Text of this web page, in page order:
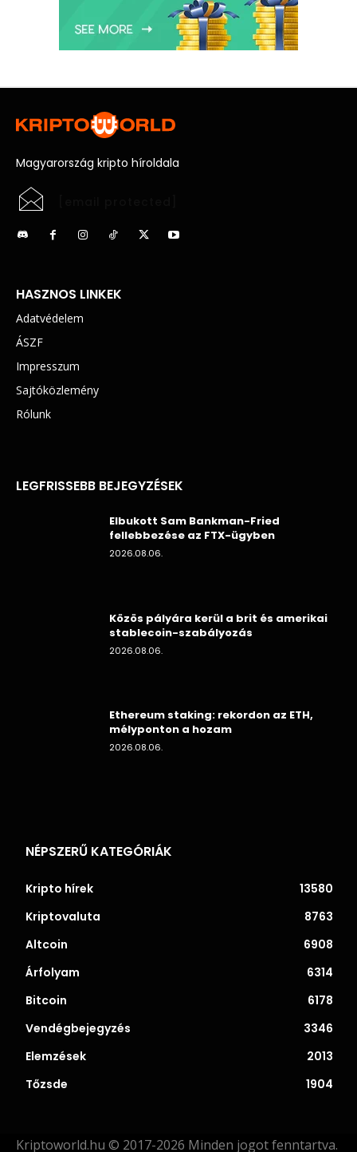
Magyarország kripto híroldala
HASZNOS LINKEK
Adatvédelem
ÁSZF
Impresszum
Sajtóközlemény
Rólunk
LEGFRISSEBB BEJEGYZÉSEK
Elbukott Sam Bankman-Fried
fellebbezése az FTX-ügyben
2026.08.06.
Közös pályára kerül a brit és amerikai
stablecoin-szabályozás
2026.08.06.
Ethereum staking: rekordon az ETH,
mélyponton a hozam
2026.08.06.
NÉPSZERŰ KATEGÓRIÁK
Kripto hírek
13580
Kriptovaluta
8763
Altcoin
6908
Árfolyam
6314
Bitcoin
6178
Vendégbejegyzés
3346
Elemzések
2013
Tőzsde
1904
Kriptoworld.hu © 2017-2026 Minden jogot fenntartva.